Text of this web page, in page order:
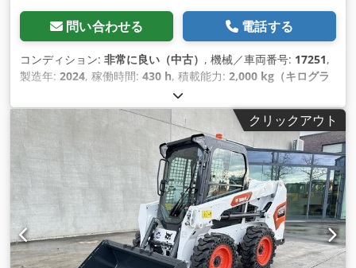
問い合わせる 電話する
コンディション: 非常に良い（中古） , 機械／車両番号: 17251,
製造年: 2024, 稼働時間: 430 h, 積載能力: 2,000 kg（キログラ
, フリーリフト:
500 mm, 燃料の種類:ディーゼル, マスト型式:トリプレック
2,190 mm , フォーク長: 1,050 mm, フロントタイ
7.00-15 5.50 , 後輪タイヤサイズ:6.50-10
, 総重量:
4,053 kg（キログラム）
クリックアウト